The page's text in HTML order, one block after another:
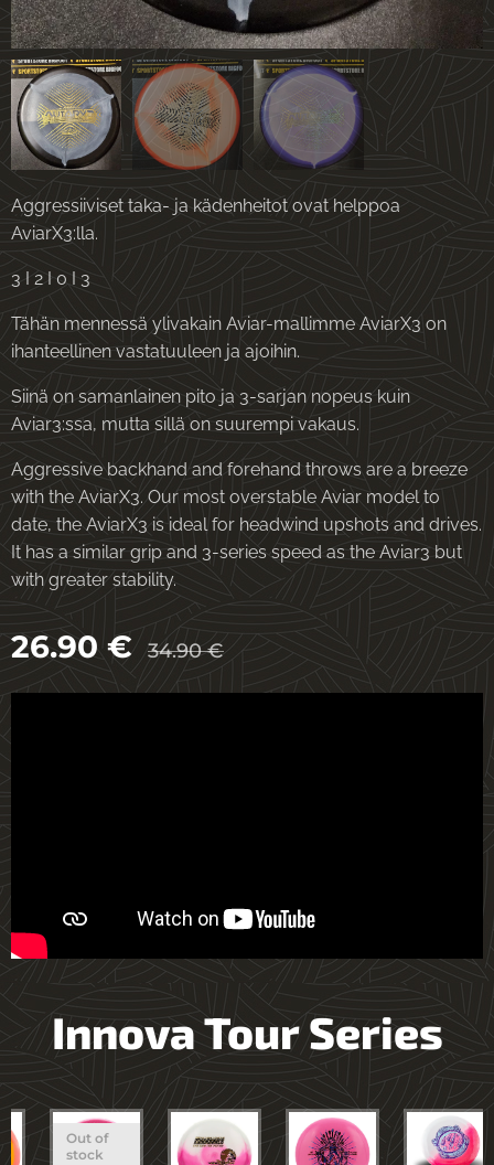
Aggressiiviset taka- ja kädenheitot ovat helppoa
AviarX3:lla.
3 I 2 I 0 I 3
Tähän mennessä ylivakain Aviar-mallimme AviarX3 on
ihanteellinen vastatuuleen ja ajoihin.
Siinä on samanlainen pito ja 3-sarjan nopeus kuin
Aviar3:ssa, mutta sillä on suurempi vakaus.
Aggressive backhand and forehand throws are a breeze
with the AviarX3. Our most overstable Aviar model to
date, the AviarX3 is ideal for headwind upshots and drives.
It has a similar grip and 3-series speed as the Aviar3 but
with greater stability.
26.90 € 34.90€
Innova Tour Series
Out of
stock